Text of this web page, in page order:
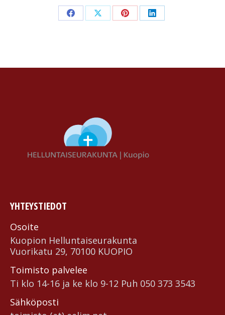
Share Share Share Share
YHTEYSTIEDOT
Osoite
Kuopion Helluntai­seurakunta
Vuorikatu 29, 70100 KUOPIO
Toimisto palvelee
Ti klo 14-16 ja ke klo 9-12 Puh 050 373 3543
Sähköposti